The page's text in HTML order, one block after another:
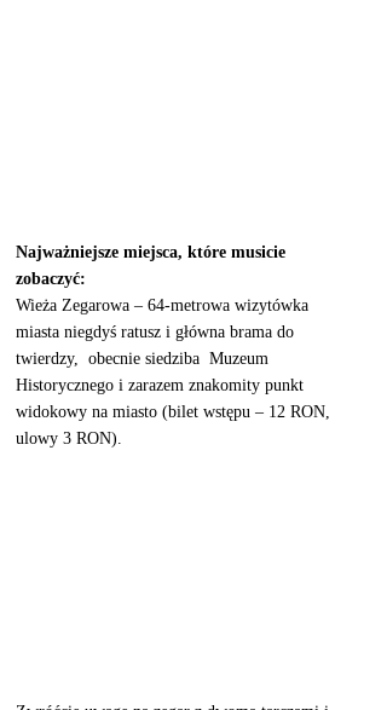
Najważniejsze miejsca, które musicie
zobaczyć:
Wieża Zegarowa – 64-metrowa wizytówka
miasta niegdyś ratusz i główna brama do
twierdzy,  obecnie siedziba  Muzeum
Historycznego i zarazem znakomity punkt
widokowy na miasto (bilet wstępu – 12 RON,
ulowy 3 RON).